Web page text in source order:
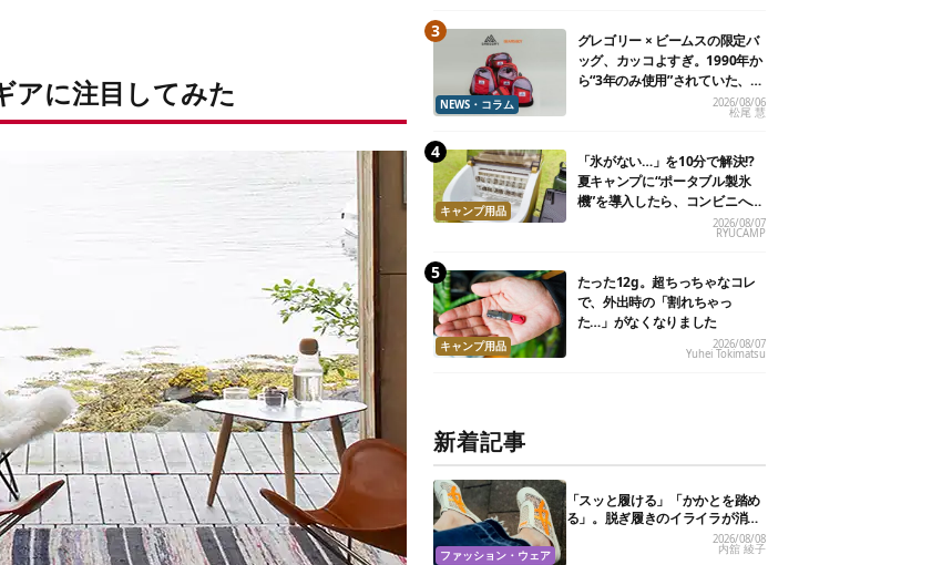
アに注目してみた NEWS・コラム
グレゴリー × ビームスの限定バ
ッグ、カッコよすぎ。1990年か
ら“3年のみ使用”されていた、紫
2026/08/06
松尾 慧
キャンプ用品
「氷がない…」を10分で解決!?
夏キャンプに“ポータブル製氷
機”を導入したら、コンビニへ走
2026/08/07
RYUCAMP
キャンプ用品
たった12g。超ちっちゃなコレ
で、外出時の「割れちゃっ
た…」がなくなりました
2026/08/07
Yuhei Tokimatsu
新着記事
ファッション・ウェア
「スッと履ける」「かかとを踏め
る」。脱ぎ履きのイライラが消え
る快適“スニーカーサンダル”6選
2026/08/08
内舘 綾子